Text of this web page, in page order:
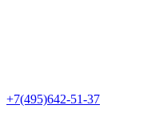
+7(495)642-51-37